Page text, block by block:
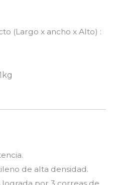
(Largo x ancho x Alto) :
de alta densidad.
lograda por 3 correas de